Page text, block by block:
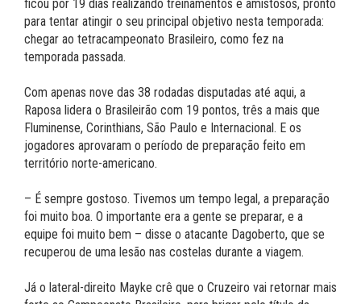
ficou por 19 dias realizando treinamentos e amistosos, pronto
para tentar atingir o seu principal objetivo nesta temporada:
chegar ao tetracampeonato Brasileiro, como fez na
temporada passada.
Com apenas nove das 38 rodadas disputadas até aqui, a
Raposa lidera o Brasileirão com 19 pontos, três a mais que
Fluminense, Corinthians, São Paulo e Internacional. E os
jogadores aprovaram o período de preparação feito em
território norte-americano.
– É sempre gostoso. Tivemos um tempo legal, a preparação
foi muito boa. O importante era a gente se preparar, e a
equipe foi muito bem – disse o atacante Dagoberto, que se
recuperou de uma lesão nas costelas durante a viagem.
Já o lateral-direito Mayke crê que o Cruzeiro vai retornar mais